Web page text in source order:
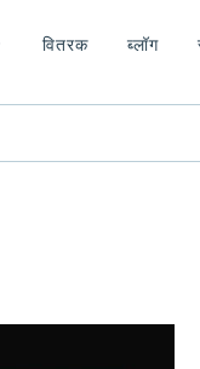
वितरक ब्लॉग